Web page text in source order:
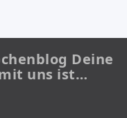
Deine
mit uns ist…